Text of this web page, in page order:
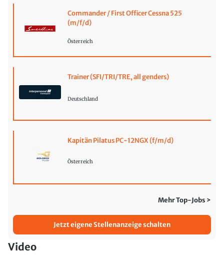
Commander / First Officer Cessna 525
(m/f/d)
Österreich
Trainer (SFI/TRI/TRE, all genders)
Deutschland
Kapitän Pilatus PC-12NGX (f/m/d)
Österreich
Mehr Top-Jobs >
Jetzt eigene Stellenanzeige schalten
Video